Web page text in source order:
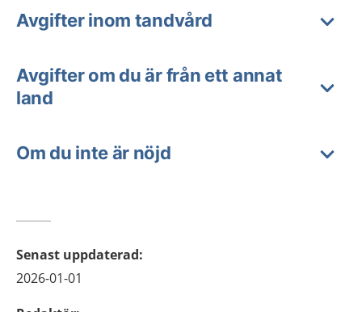
Avgifter inom tandvård
Avgifter om du är från ett annat
land
Om du inte är nöjd
Senast uppdaterad:
2026-01-01